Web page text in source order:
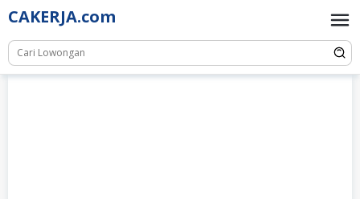
Skip
to
content
CAKERJA.com